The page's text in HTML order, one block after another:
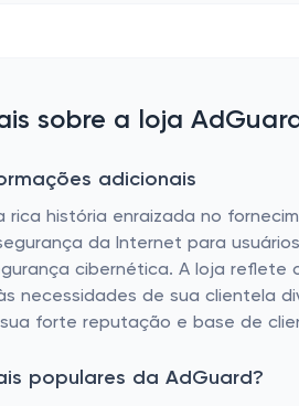
sobre a loja AdGuard
adicionais
rica história enraizada no
da Internet para
cibernética. A loja
necessidades de sua clientela
forte reputação e base de
populares da AdGuard?